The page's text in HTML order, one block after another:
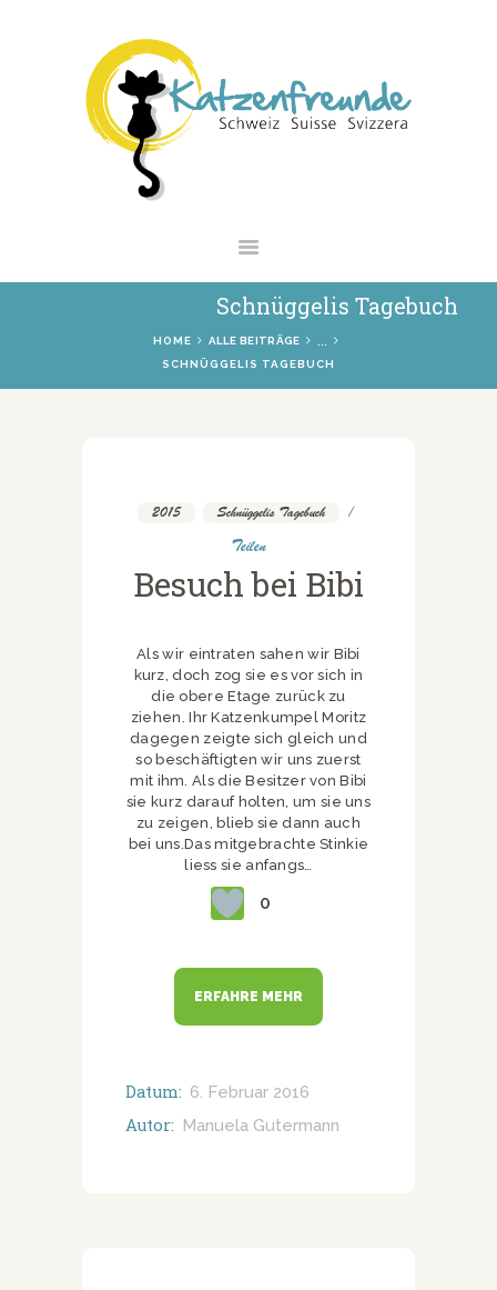
Schnüggelis Tagebuch
HOME ALLE BEITRÄGE
SCHNÜGGELIS TAGEBUCH
NEWS
VERMITTLUNG
INTERESSANTES
SHOP
2015 Schnüggelis Tagebuch
Teilen
Besuch bei Bibi
Als wir eintraten sahen wir Bibi
kurz, doch zog sie es vor sich in
die obere Etage zurück zu
ziehen. Ihr Katzenkumpel Moritz
dagegen zeigte sich gleich und
so beschäftigten wir uns zuerst
mit ihm. Als die Besitzer von Bibi
sie kurz darauf holten, um sie uns
zu zeigen, blieb sie dann auch
bei uns.Das mitgebrachte Stinkie
liess sie anfangs…
0
ERFAHRE MEHR
Datum: 6. Februar 2016
Autor: Manuela Gutermann